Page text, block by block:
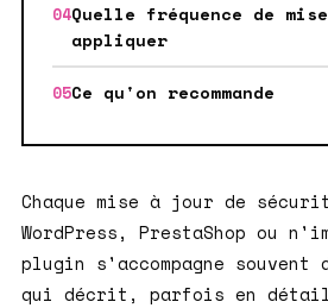
Quelle fréquence de
appliquer
Ce qu'on recommande
Chaque mise à jour de
WordPress, PrestaShop ou
plugin s'accompagne souvent
qui décrit, parfois en